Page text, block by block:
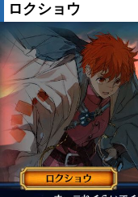
ロクショウ